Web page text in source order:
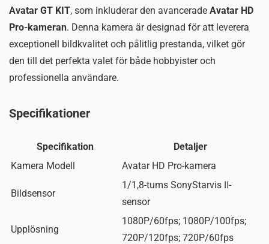
Avatar GT KIT, som inkluderar den avancerade Avatar HD
Pro-kameran. Denna kamera är designad för att leverera
exceptionell bildkvalitet och pålitlig prestanda, vilket gör
den till det perfekta valet för både hobbyister och
professionella användare.
Specifikationer
Specifikation
Detaljer
Kamera Modell
Avatar HD Pro-kamera
Bildsensor
1/1,8-tums SonyStarvis Ⅱ-
sensor
Upplösning
1080P/60fps; 1080P/100fps;
720P/120fps; 720P/60fps